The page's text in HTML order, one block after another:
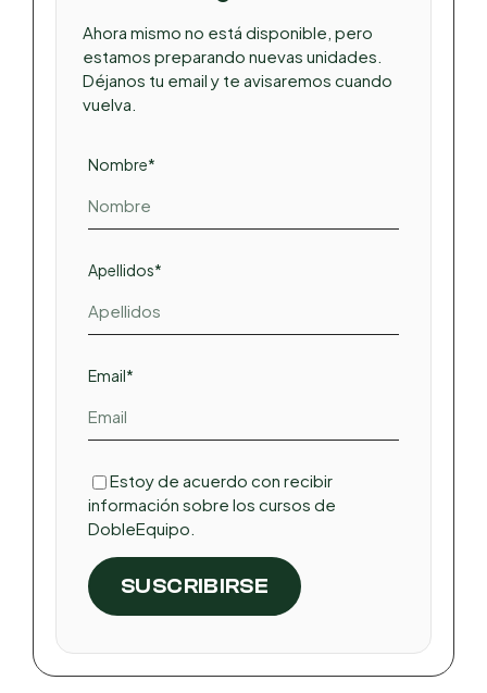
Ahora mismo no está disponible, pero
estamos preparando nuevas unidades.
Déjanos tu email y te avisaremos cuando
vuelva.
Nombre*
Apellidos*
Email*
Estoy de acuerdo con recibir
información sobre los cursos de
DobleEquipo.